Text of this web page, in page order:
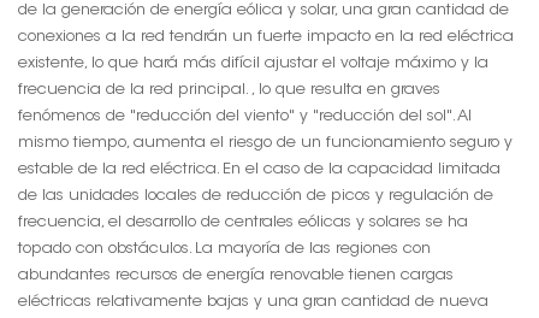
de la generación de energía eólica y solar, una gran cantidad de
conexiones a la red tendrán un fuerte impacto en la red eléctrica
existente, lo que hará más difícil ajustar el voltaje máximo y la
frecuencia de la red principal. , lo que resulta en graves
fenómenos de "reducción del viento" y "reducción del sol". Al
mismo tiempo, aumenta el riesgo de un funcionamiento seguro y
estable de la red eléctrica. En el caso de la capacidad limitada
de las unidades locales de reducción de picos y regulación de
frecuencia, el desarrollo de centrales eólicas y solares se ha
topado con obstáculos. La mayoría de las regiones con
abundantes recursos de energía renovable tienen cargas
eléctricas relativamente bajas y una gran cantidad de nueva